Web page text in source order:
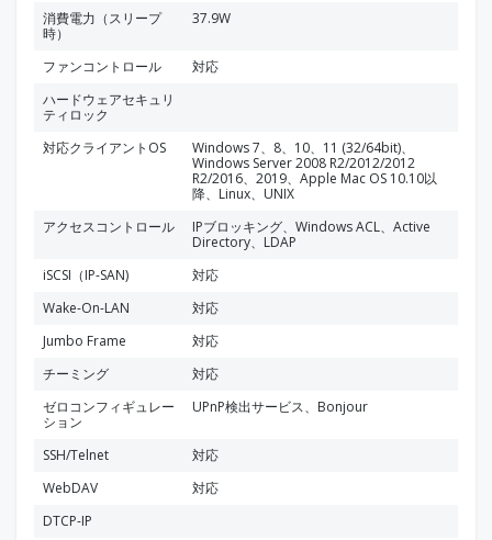
消費電力（スリープ
時）
37.9W
ファンコントロール
対応
ハードウェアセキュリ
ティロック
対応クライアントOS
Windows 7、8、10、11 (32/64bit)、
Windows Server 2008 R2/2012/2012
R2/2016、2019、Apple Mac OS 10.10以
降、Linux、UNIX
アクセスコントロール
IPブロッキング、Windows ACL、Active
Directory、LDAP
iSCSI（IP-SAN)
対応
Wake-On-LAN
対応
Jumbo Frame
対応
チーミング
対応
ゼロコンフィギュレー
ション
UPnP検出サービス、Bonjour
SSH/Telnet
対応
WebDAV
対応
DTCP-IP